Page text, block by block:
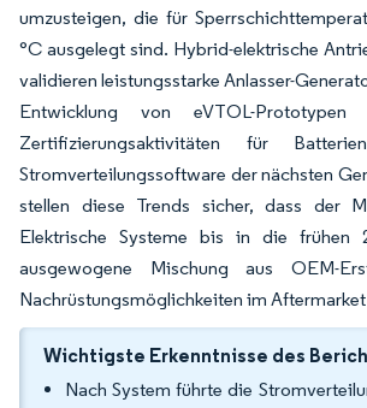
umzusteigen, die für
°C ausgelegt sind. Hybrid-elektrische
validieren leistungsstarke Anlasser-
Entwicklung von eVTOL-Prototypen
Zertifizierungsaktivitäten für
Stromverteilungssoftware der nächsten
stellen diese Trends sicher, dass der
Elektrische Systeme bis in die frühen
ausgewogene Mischung aus OEM-
Nachrüstungsmöglichkeiten im
Wichtigste Erkenntnisse des
Nach System führte die